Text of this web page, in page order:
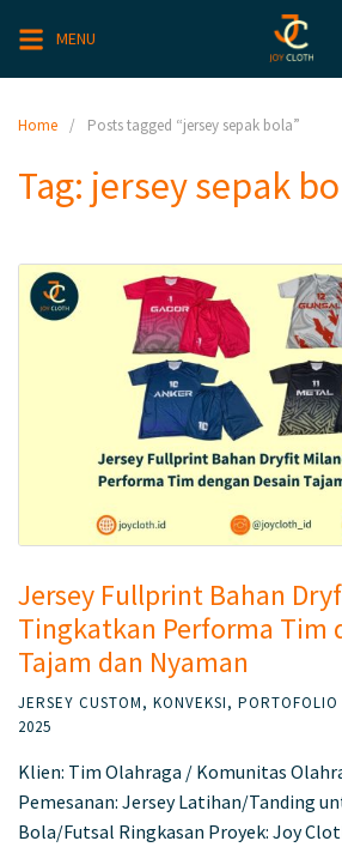
MENU
Home Posts tagged “jersey sepak bola”
Tag: jersey sepak
Jersey Fullprint Bahan
Tingkatkan Performa Tim
Tajam dan Nyaman
JERSEY CUSTOM, KONVEKSI, PORTOFOLIO
2025
Klien: Tim Olahraga / Komunitas
Pemesanan: Jersey Latihan/Tanding
Bola/Futsal Ringkasan Proyek: Joy